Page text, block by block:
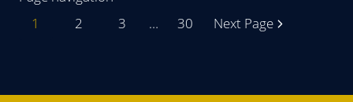
1
2 3 … 30 Next Page